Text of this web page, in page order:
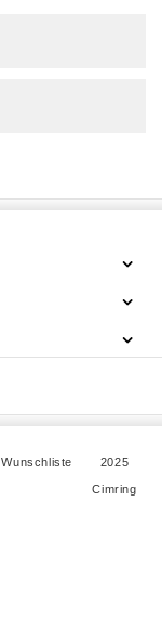
Wunschliste 2025
Cimring